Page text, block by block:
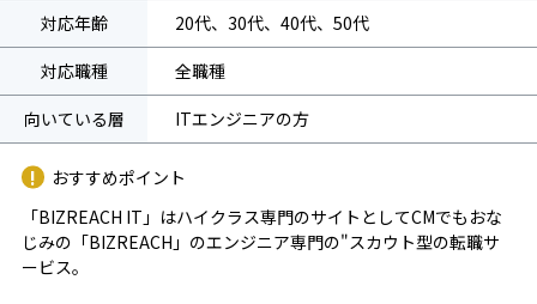
対応年齢
20代、30代、40代、50代
対応職種
全職種
向いている層
ITエンジニアの方
おすすめポイント
「BIZREACH IT」はハイクラス専門のサイトとしてCMでもおな
じみの「BIZREACH」のエンジニア専門の"スカウト型の転職サ
ービス。